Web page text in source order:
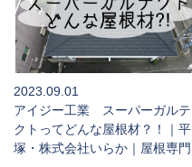
2023.09.01
アイジー工業 スーパーガルテ
クトってどんな屋根材？！｜平
塚・株式会社いらか｜屋根専門